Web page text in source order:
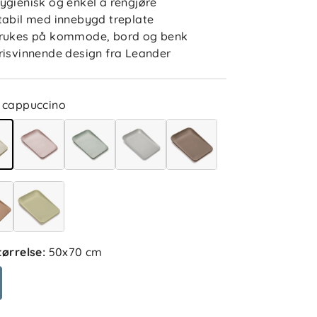
med innebygd treplate
på kommode, bord og benk
design fra Leander
cappuccino
: 50x70 cm
5.0